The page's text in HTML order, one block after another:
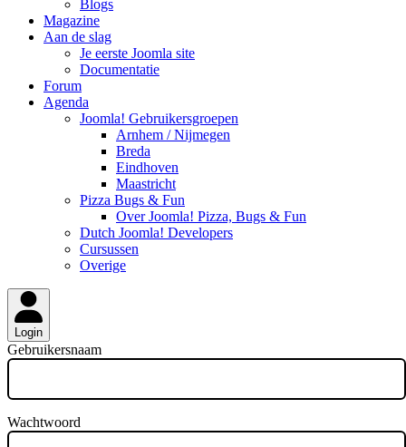
Blogs
Magazine
Aan de slag
Je eerste Joomla site
Documentatie
Forum
Agenda
Joomla! Gebruikersgroepen
Arnhem / Nijmegen
Breda
Eindhoven
Maastricht
Pizza Bugs & Fun
Over Joomla! Pizza, Bugs & Fun
Dutch Joomla! Developers
Cursussen
Overige
Login
Gebruikersnaam
Wachtwoord